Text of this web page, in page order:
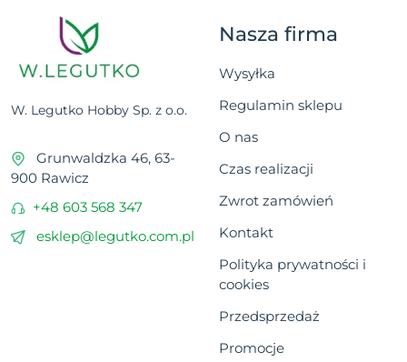
W. Legutko Hobby Sp. z o.o.
Grunwaldzka 46, 63-
900 Rawicz
+48 603 568 347
esklep@legutko.com.pl
Nasza firma
Wysyłka
Regulamin sklepu
O nas
Czas realizacji
Zwrot zamówień
Kontakt
Polityka prywatności i
cookies
Przedsprzedaż
Promocje